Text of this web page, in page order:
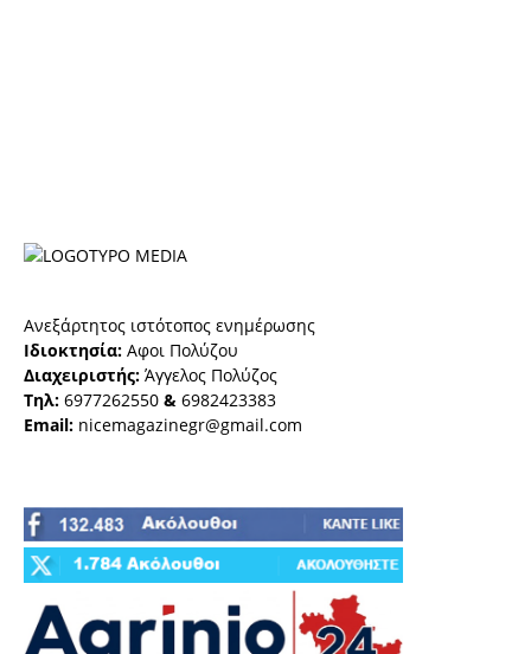
Ανεξάρτητος ιστότοπος ενημέρωσης
Ιδιοκτησία: Αφοι Πολύζου
Διαχειριστής: Άγγελος Πολύζος
Τηλ: 6977262550 & 6982423383
Email: nicemagazinegr@gmail.com